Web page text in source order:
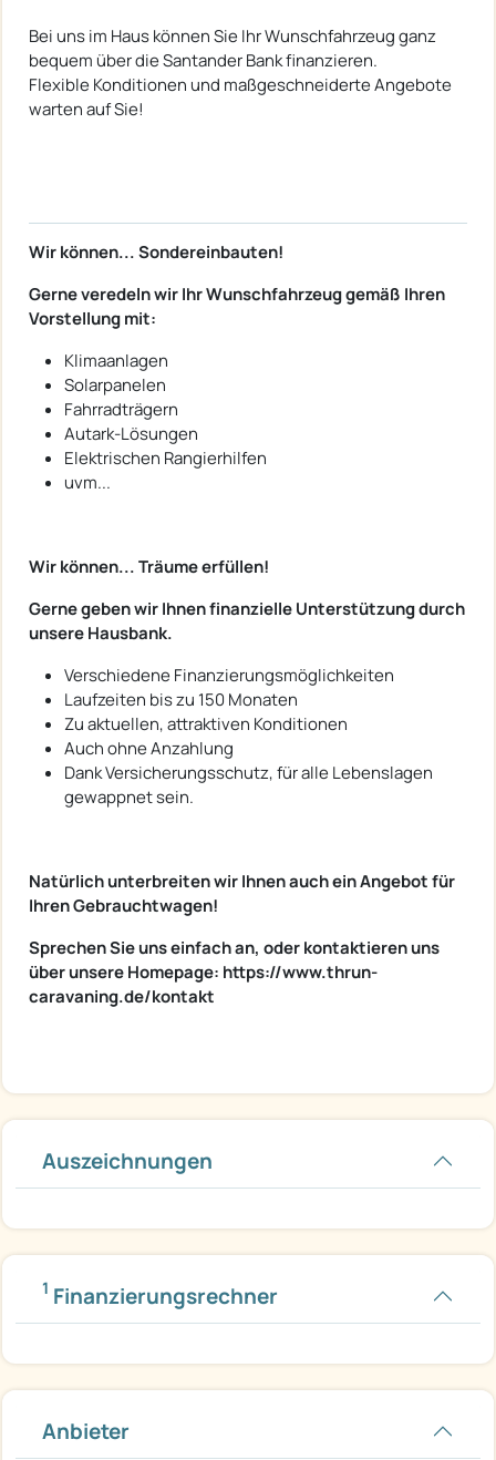
Bei uns im Haus können Sie Ihr Wunschfahrzeug ganz
bequem über die Santander Bank finanzieren.
Flexible Konditionen und maßgeschneiderte Angebote
warten auf Sie!
Wir können... Sondereinbauten!
Gerne veredeln wir Ihr Wunschfahrzeug gemäß Ihren
Vorstellung mit:
Klimaanlagen
Solarpanelen
Fahrradträgern
Autark-Lösungen
Elektrischen Rangierhilfen
uvm...
Wir können... Träume erfüllen!
Gerne geben wir Ihnen finanzielle Unterstützung durch
unsere Hausbank.
Verschiedene Finanzierungsmöglichkeiten
Laufzeiten bis zu 150 Monaten
Zu aktuellen, attraktiven Konditionen
Auch ohne Anzahlung
Dank Versicherungsschutz, für alle Lebenslagen
gewappnet sein.
Natürlich unterbreiten wir Ihnen auch ein Angebot für
Ihren Gebrauchtwagen!
Sprechen Sie uns einfach an, oder kontaktieren uns
über unsere Homepage: https://www.thrun-
caravaning.de/kontakt
Auszeichnungen
1 Finanzierungsrechner
Anbieter